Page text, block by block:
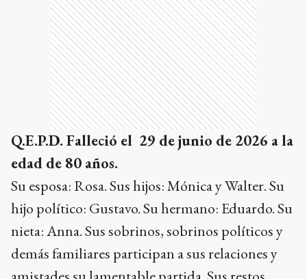
Q.E.P.D. Falleció el 29 de junio de 2026 a la
edad de 80 años.
Su esposa: Rosa. Sus hijos: Mónica y Walter. Su
hijo político: Gustavo. Su hermano: Eduardo. Su
nieta: Anna. Sus sobrinos, sobrinos políticos y
demás familiares participan a sus relaciones y